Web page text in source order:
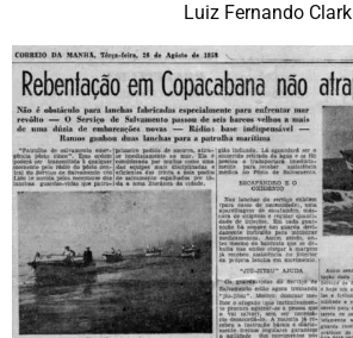
Luiz Fernando Clark